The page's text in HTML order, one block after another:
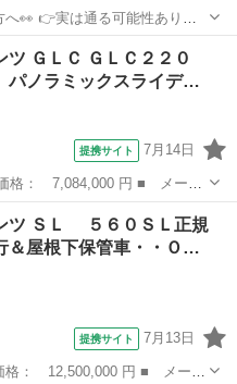
らのみ受付】です🙇 ▼LINE追加は...
ツ ＧＬＣ ＧＬＣ２２０
ノラミックスライデ…
提携サイト 7月14日
： ＧＬＣ ■ グレード
ノラミックスライディング
ス）
ツ ＳＬ ５６０ＳＬ正規
＆屋根下保管車・・Ｏ…
提携サイト 7月13日